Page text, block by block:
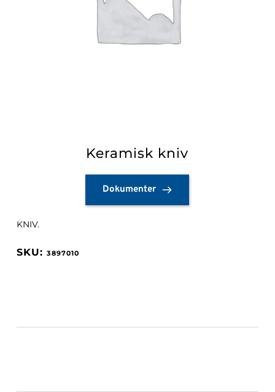
Keramisk kniv
Dokumenter
KNIV.
3897010